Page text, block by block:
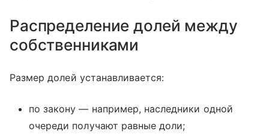
Распределение долей между
собственниками
Размер долей устанавливается:
по закону — например, наследники одной
очереди получают равные доли;